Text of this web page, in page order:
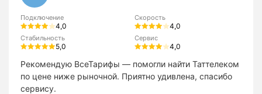
Подключение
4,0
Скорость
4,0
Стабильность
5,0
Сервис
4,0
Рекомендую ВсеТарифы — помогли найти Таттелеком
по цене ниже рыночной. Приятно удивлена, спасибо
сервису.